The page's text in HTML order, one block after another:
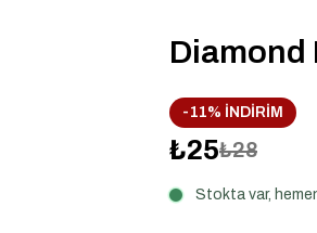
Diamond
-11% İNDİRİM
₺25₺28
Stokta var,